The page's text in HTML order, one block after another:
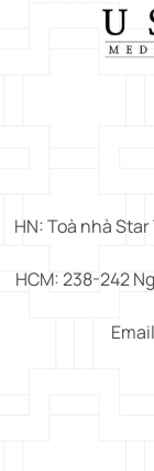
HN: Toà nhà
HCM: 238-242